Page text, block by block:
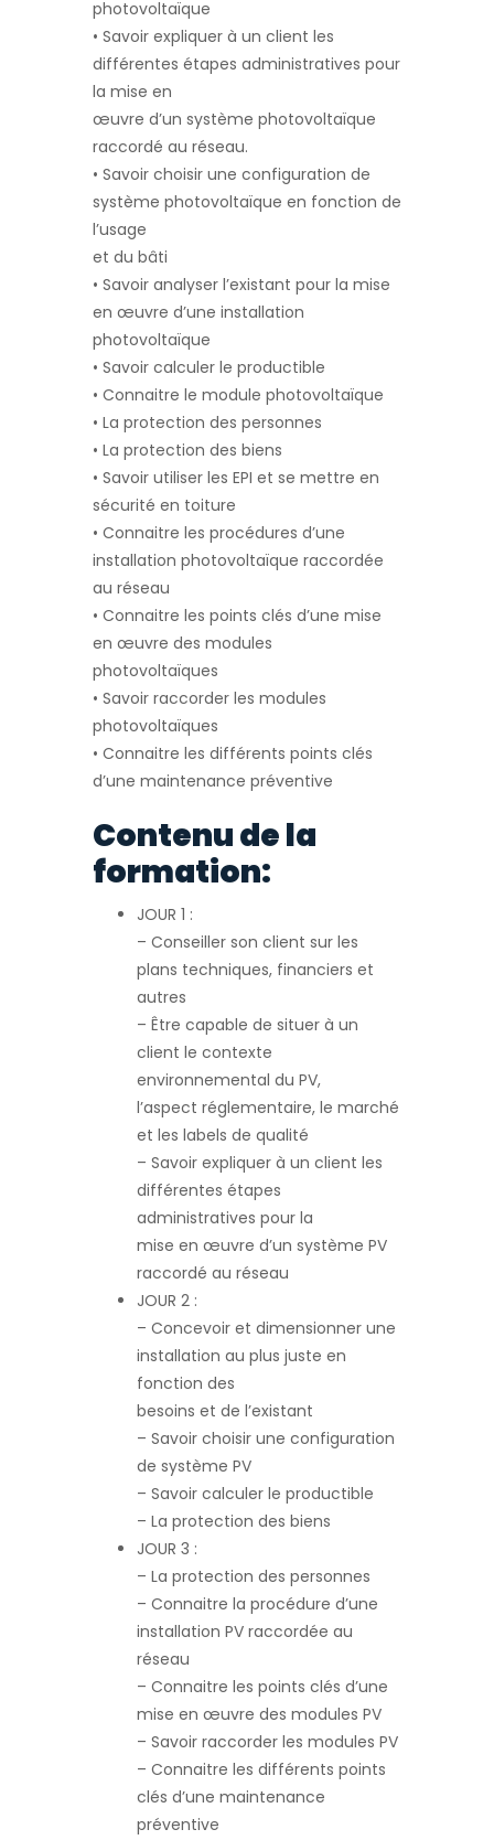
photovoltaïque
• Savoir expliquer à un client les
différentes étapes administratives pour
la mise en
œuvre d’un système photovoltaïque
raccordé au réseau.
• Savoir choisir une configuration de
système photovoltaïque en fonction de
l’usage
et du bâti
• Savoir analyser l’existant pour la mise
en œuvre d’une installation
photovoltaïque
• Savoir calculer le productible
• Connaitre le module photovoltaïque
• La protection des personnes
• La protection des biens
• Savoir utiliser les EPI et se mettre en
sécurité en toiture
• Connaitre les procédures d’une
installation photovoltaïque raccordée
au réseau
• Connaitre les points clés d’une mise
en œuvre des modules
photovoltaïques
• Savoir raccorder les modules
photovoltaïques
• Connaitre les différents points clés
d’une maintenance préventive
Contenu de la
formation:
JOUR 1 :
– Conseiller son client sur les
plans techniques, financiers et
autres
– Être capable de situer à un
client le contexte
environnemental du PV,
l’aspect réglementaire, le marché
et les labels de qualité
– Savoir expliquer à un client les
différentes étapes
administratives pour la
mise en œuvre d’un système PV
raccordé au réseau
JOUR 2 :
– Concevoir et dimensionner une
installation au plus juste en
fonction des
besoins et de l’existant
– Savoir choisir une configuration
de système PV
– Savoir calculer le productible
– La protection des biens
JOUR 3 :
– La protection des personnes
– Connaitre la procédure d’une
installation PV raccordée au
réseau
– Connaitre les points clés d’une
mise en œuvre des modules PV
– Savoir raccorder les modules PV
– Connaitre les différents points
clés d’une maintenance
préventive